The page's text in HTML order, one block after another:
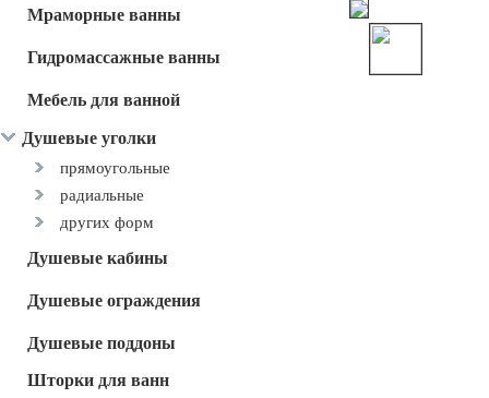
Мраморные ванны
Гидромассажные ванны
Мебель для ванной
Душевые уголки
прямоугольные
радиальные
других форм
Душевые кабины
Душевые ограждения
Душевые поддоны
Шторки для ванн